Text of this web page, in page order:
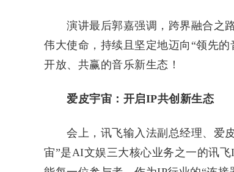
演讲最后郭嘉强调，跨界融合之路
伟大使命，持续且坚定地迈向“领先
开放、共赢的音乐新生态！
爱皮宇宙：开启IP共创新生态
会上，讯飞输入法副总经理、爱皮
宙”是AI文娱三大核心业务之一的讯